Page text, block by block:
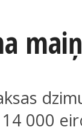
000